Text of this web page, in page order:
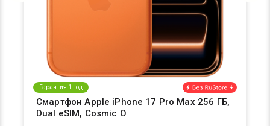
Гарантия 1 год
Смартфон Apple iPhone 17 Pro Max 256 ГБ,
Dual eSIM, Cosmic O